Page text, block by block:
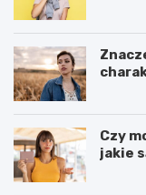
Czy
jakie